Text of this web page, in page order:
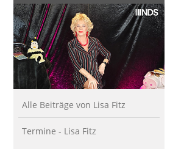
Alle Beiträge von Lisa Fitz
Termine - Lisa Fitz